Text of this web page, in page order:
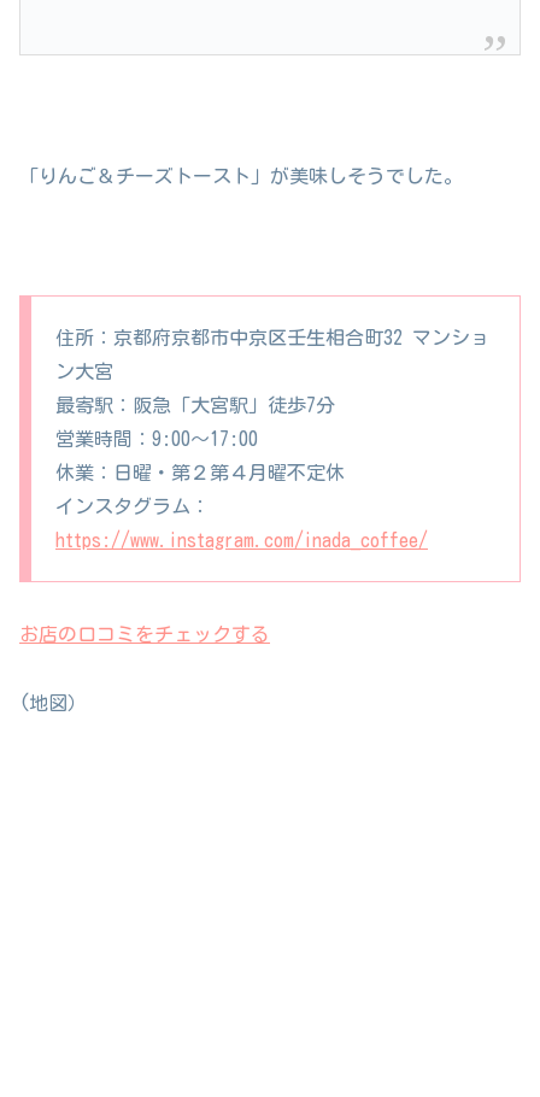
「りんご＆チーズトースト」が美味しそうでした。
住所：京都府京都市中京区壬生相合町32 マンショ
ン大宮
最寄駅：阪急「大宮駅」徒歩7分
営業時間：9:00〜17:00
休業：日曜・第２第４月曜不定休
インスタグラム：
https://www.instagram.com/inada_coffee/
お店の口コミをチェックする
(地図）